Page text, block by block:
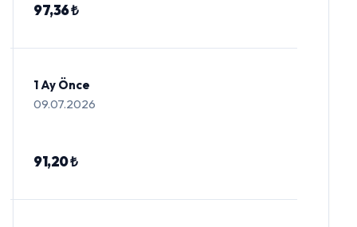
97,36 ₺
1 Ay Önce
09.07.2026
91,20 ₺